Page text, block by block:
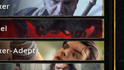
Adept